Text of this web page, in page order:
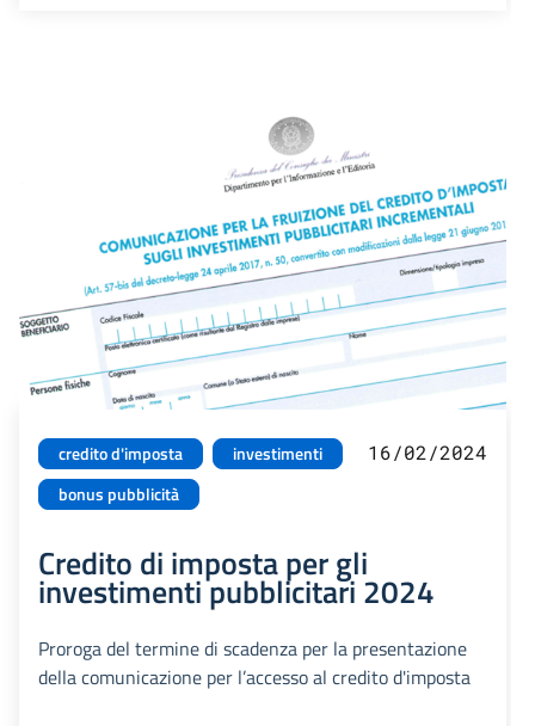
credito d'imposta
investimenti
bonus pubblicità
16/02/2024
Credito di imposta per gli
investimenti pubblicitari 2024
Proroga del termine di scadenza per la presentazione
della comunicazione per l’accesso al credito d'imposta